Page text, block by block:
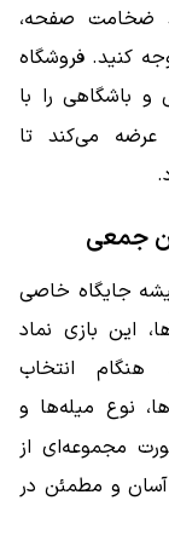
ضخامت صفحه،
کنید. فروشگاه
باشگاهی را با
می‌کند تا
جمعی
جایگاه خاصی
این بازی نماد
انتخاب
نوع میله‌ها و
مجموعه‌ای از
آسان و مطمئن در